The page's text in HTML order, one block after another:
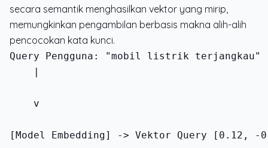
secara semantik menghasilkan vektor yang mirip,
memungkinkan pengambilan berbasis makna alih-alih
pencocokan kata kunci.
    |
    v
[Model Embedding] -> Vektor Query